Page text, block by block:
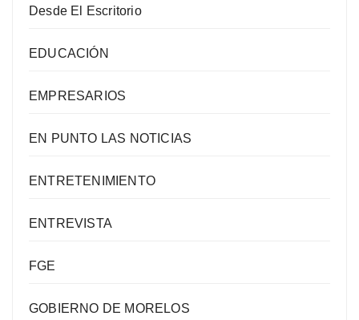
Desde El Escritorio
EDUCACIÓN
EMPRESARIOS
EN PUNTO LAS NOTICIAS
ENTRETENIMIENTO
ENTREVISTA
FGE
GOBIERNO DE MORELOS